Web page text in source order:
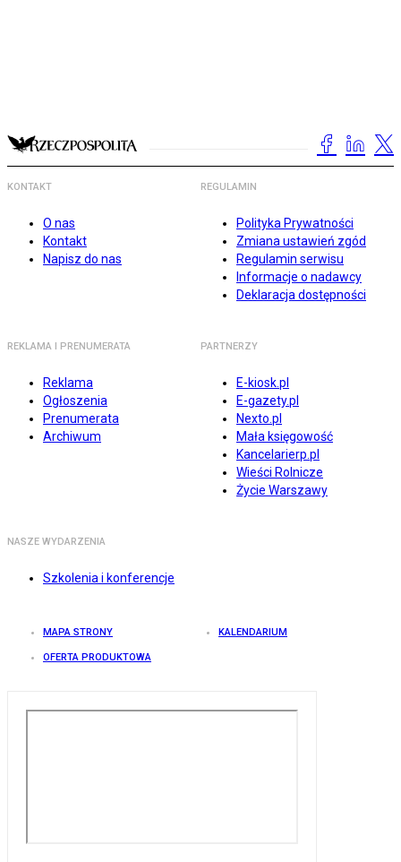
KONTAKT
O nas
Kontakt
Napisz do nas
REGULAMIN
Polityka Prywatności
Zmiana ustawień zgód
Regulamin serwisu
Informacje o nadawcy
Deklaracja dostępności
REKLAMA I PRENUMERATA
Reklama
Ogłoszenia
Prenumerata
Archiwum
PARTNERZY
E-kiosk.pl
E-gazety.pl
Nexto.pl
Mała księgowość
Kancelarierp.pl
Wieści Rolnicze
Życie Warszawy
NASZE WYDARZENIA
Szkolenia i konferencje
MAPA STRONY KALENDARIUM
OFERTA PRODUKTOWA